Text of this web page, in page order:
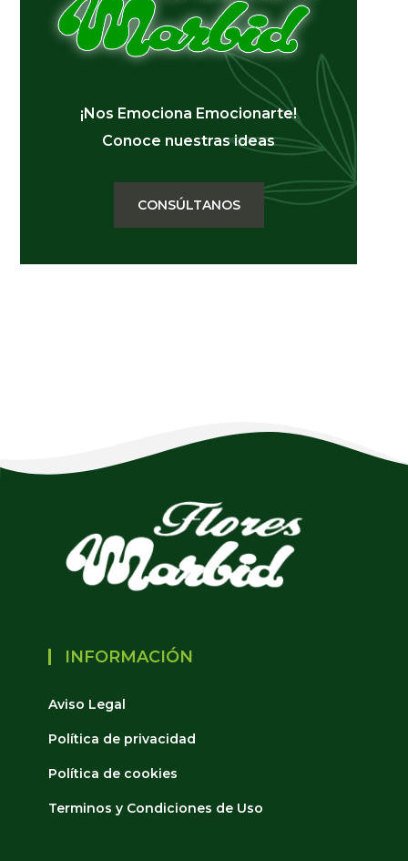
¡Nos Emociona Emocionarte!
Conoce nuestras ideas
CONSÚLTANOS
INFORMACIÓN
Aviso Legal
Política de privacidad
Política de cookies
Terminos y Condiciones de Uso